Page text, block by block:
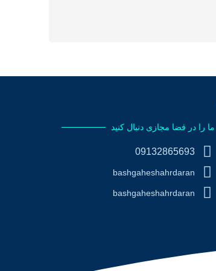
ما را در فضا مجازی دنبال کنید
09132865693
bashgaheshahrdaran
bashgaheshahrdaran